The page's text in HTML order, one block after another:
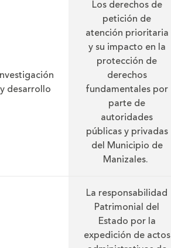
y desarrollo
Los derechos de
petición de
atención prioritaria
y su impacto en la
protección de
derechos
fundamentales por
parte de
autoridades
públicas y privadas
del Municipio de
Manizales.
La responsabilidad
Patrimonial del
Estado por la
expedición de actos